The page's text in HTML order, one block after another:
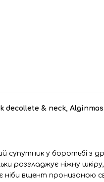
decollete & neck,
супутник у боротьбі з
розгладжує ніжну
вщент пронизаною